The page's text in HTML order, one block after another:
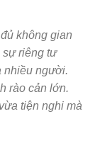
không gian
sự riêng tư
nhiều người.
rào cản lớn.
tiện nghi mà